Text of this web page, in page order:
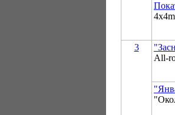
3
All-